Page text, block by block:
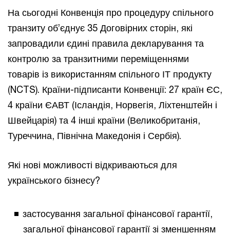
На сьогодні Конвенція про процедуру спільного
транзиту об’єднує 35 Договірних сторін, які
запровадили єдині правила декларування та
контролю за транзитними переміщеннями
товарів із використанням спільного ІТ продукту
(NCTS). Країни-підписанти Конвенції: 27 країн ЄС,
4 країни ЄАВТ (Ісландія, Норвегія, Ліхтенштейн і
Швейцарія) та 4 інші країни (Великобританія,
Туреччина, Північна Македонія і Сербія).
Які нові можливості відкриваються для
українського бізнесу?
застосування загальної фінансової гарантії,
загальної фінансової гарантії зі зменшенням